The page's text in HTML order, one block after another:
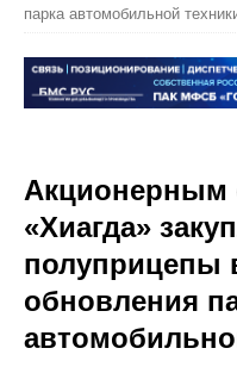
парка автомобильной
Акционерным
«Хиагда»
полуприцепы
обновления